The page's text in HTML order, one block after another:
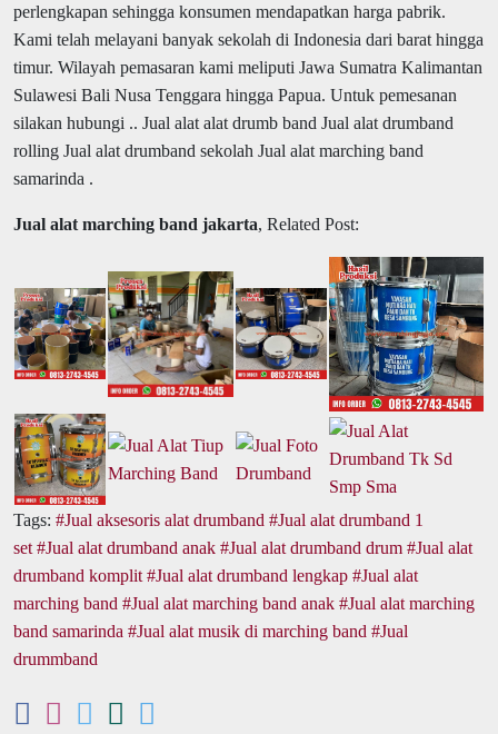
perlengkapan sehingga konsumen mendapatkan harga pabrik.
Kami telah melayani banyak sekolah di Indonesia dari barat hingga
timur. Wilayah pemasaran kami meliputi Jawa Sumatra Kalimantan
Sulawesi Bali Nusa Tenggara hingga Papua. Untuk pemesanan
silakan hubungi .. Jual alat alat drumb band Jual alat drumband
rolling Jual alat drumband sekolah Jual alat marching band
samarinda .
Jual alat marching band jakarta, Related Post:
Tags: Jual aksesoris alat drumband
Jual alat drumband 1
set
Jual alat drumband anak Jual alat drumband drum
Jual alat
drumband komplit
Jual alat drumband lengkap
Jual alat
marching band
Jual alat marching band anak
Jual alat marching
band samarinda
Jual alat musik di marching band
Jual
drummband